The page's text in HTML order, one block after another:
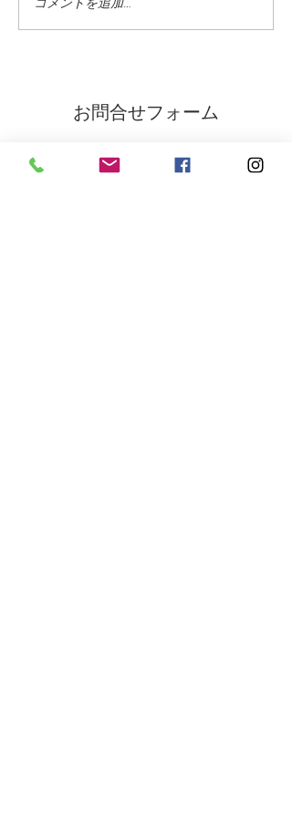
お問合せフォーム
氏名 をご入力下さい （必須項目）